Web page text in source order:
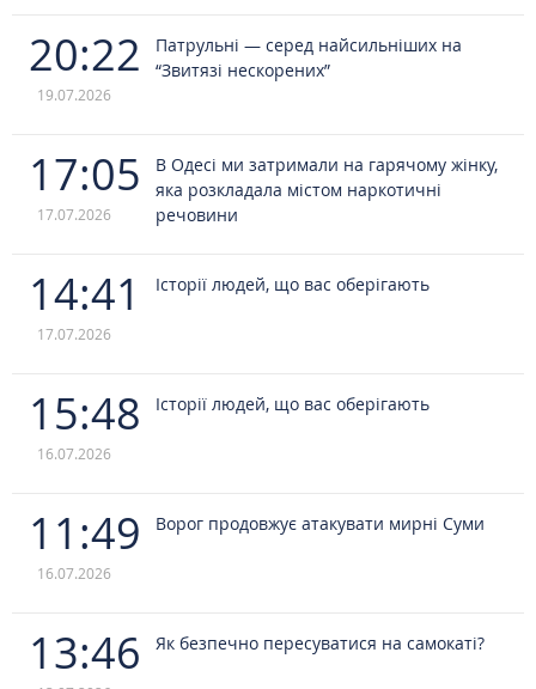
20:22
19.07.2026
Патрульні — серед найсильніших на
“Звитязі нескорених”
17:05
17.07.2026
В Одесі ми затримали на гарячому жінку,
яка розкладала містом наркотичні
речовини
14:41
17.07.2026
Історії людей, що вас оберігають
15:48
16.07.2026
Історії людей, що вас оберігають
11:49
16.07.2026
Ворог продовжує атакувати мирні Суми
13:46 Як безпечно пересуватися на самокаті?